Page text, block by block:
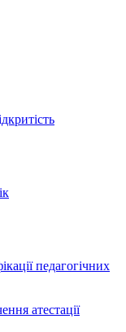
педагогічних
атестації